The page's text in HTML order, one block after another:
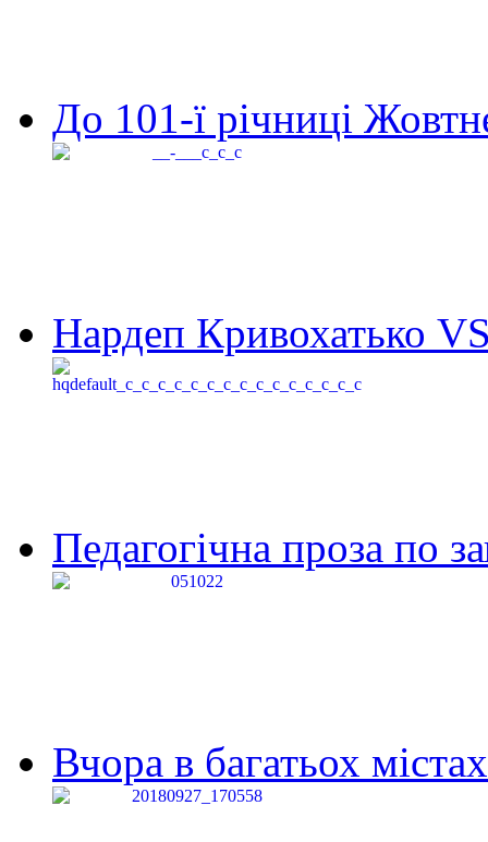
До 101-ї річниці
Нардеп Кривохатько
Педагогічна проза по
Вчора в багатьох